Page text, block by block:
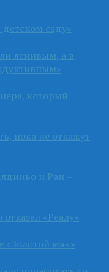
саду»
ленивым, а в
который
пока не откажут
и Раи –
«Реалу»
«Золотой мяч»